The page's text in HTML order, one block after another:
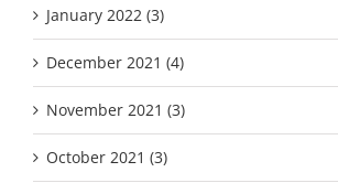
January 2022 (3)
December 2021 (4)
November 2021 (3)
October 2021 (3)